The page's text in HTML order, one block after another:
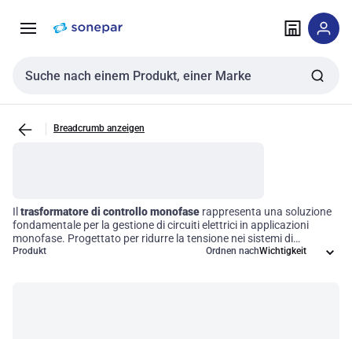
NavigationInhalt
Sucheingabe
Breadcrumb anzeigen
Il trasformatore di controllo monofase rappresenta una soluzione
fondamentale per la gestione di circuiti elettrici in applicazioni
monofase. Progettato per ridurre la tensione nei sistemi di
controllo, questo dispositivo garantisce un funzionamento sicuro
Produkt Ordnen nach